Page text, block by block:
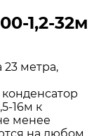
1,2-32м
метра,
16м к
менее